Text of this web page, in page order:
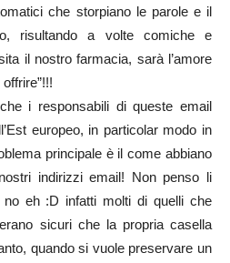
che storpiano le parole e il
risultando a volte comiche e
il nostro farmacia, sarà l’amore
i responsabili di queste email
europeo, in particolar modo in
principale è il come abbiano
indirizzi email! Non penso li
no eh :D infatti molti di quelli che
sicuri che la propria casella
quando si vuole preservare un